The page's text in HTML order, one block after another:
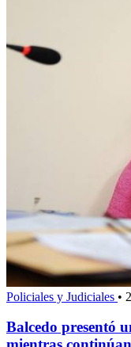
Policiales y Judiciales •
Balcedo presentó